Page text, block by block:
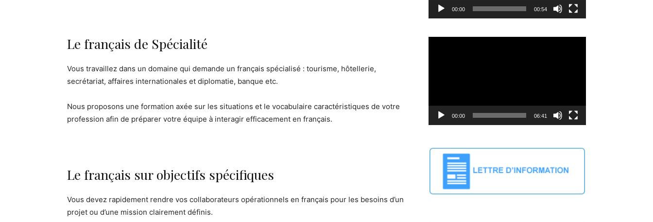
Le français de Spécialité
Vous travaillez dans un domaine qui demande un français spécialisé : tourisme, hôtellerie,
secrétariat, affaires internationales et diplomatie, banque etc.
Nous proposons une formation axée sur les situations et le vocabulaire caractéristiques de votre
profession afin de préparer votre équipe à interagir efficacement en français.
Le français sur objectifs spécifiques
Vous devez rapidement rendre vos collaborateurs opérationnels en français pour les besoins d’un
projet ou d’une mission clairement définis.
00:00 00:54
00:00 06:41